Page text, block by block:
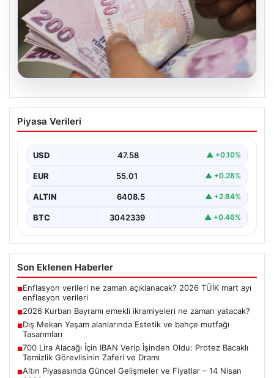
2026 Kurban Bayramı emekli
ikramiyeleri ne zaman yatacak?
emekli vatandaşın dikkati bayram ikramiyesi
ödemelerine çevrildi.…
Piyasa Verileri
USD 47.58 ▲ +0.10%
EUR 55.01 ▲ +0.28%
ALTIN 6408.5 ▲ +2.84%
BTC 3042339 ▲ +0.46%
Son Eklenen Haberler
■Enflasyon verileri ne zaman açıklanacak? 2026 TÜİK mart ayı
enflasyon verileri
■2026 Kurban Bayramı emekli ikramiyeleri ne zaman yatacak?
■Dış Mekan Yaşam alanlarında Estetik ve bahçe mutfağı
Tasarımları
■700 Lira Alacağı İçin IBAN Verip İşinden Oldu: Protez Bacaklı
Temizlik Görevlisinin Zaferi ve Dramı
■Altın Piyasasında Güncel Gelişmeler ve Fiyatlar – 14 Nisan